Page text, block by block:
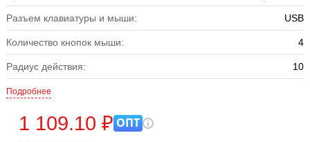
Разъем клавиатуры и мыши: USB
Количество кнопок мыши: 4
Радиус действия: 10
Подробнее
1 109.10 ₽ ОПТ